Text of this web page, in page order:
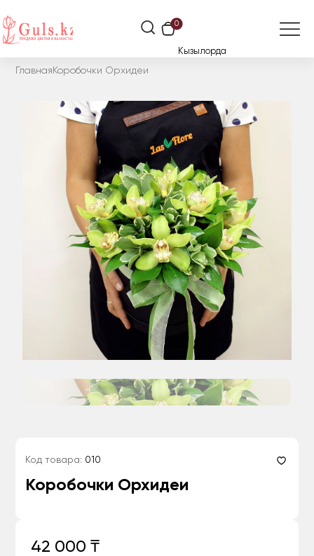
0
Кызылорда
Главная Коробочки Орхидеи
Код товара: 010
Коробочки Орхидеи
42 000 ₸